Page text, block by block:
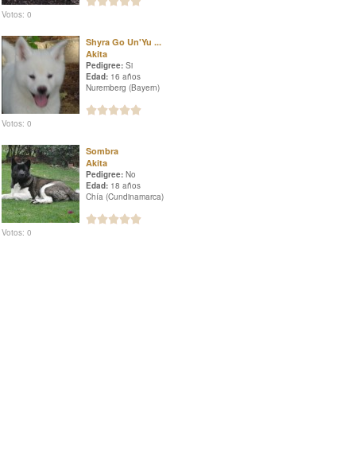
Votos: 0
Shyra Go Un'Yu ...
Akita
Pedigree: Si
Edad: 16 años
Nuremberg (Bayern)
Votos: 0
Sombra
Akita
Pedigree: No
Edad: 18 años
Chía (Cundinamarca)
Votos: 0